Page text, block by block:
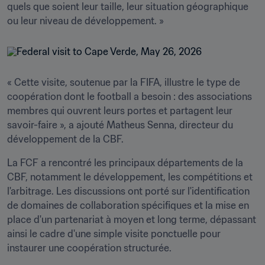
quels que soient leur taille, leur situation géographique
ou leur niveau de développement. »
« Cette visite, soutenue par la FIFA, illustre le type de
coopération dont le football a besoin : des associations
membres qui ouvrent leurs portes et partagent leur
savoir-faire », a ajouté Matheus Senna, directeur du
développement de la CBF.
La FCF a rencontré les principaux départements de la
CBF, notamment le développement, les compétitions et
l'arbitrage. Les discussions ont porté sur l'identification
de domaines de collaboration spécifiques et la mise en
place d'un partenariat à moyen et long terme, dépassant
ainsi le cadre d'une simple visite ponctuelle pour
instaurer une coopération structurée.